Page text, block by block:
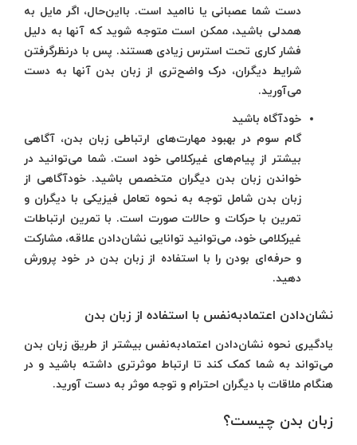
دست شما عصبانی یا ناامید است. بااین‌حال، اگر مایل به
همدلی باشید، ممکن است متوجه شوید که آنها به دلیل
فشار کاری تحت استرس زیادی هستند. پس با درنظرگرفتن
شرایط دیگران، درک واضح‌تری از زبان بدن آنها به دست
می‌آورید.
خودآگاه باشید
گام سوم در بهبود مهارت‌های ارتباطی زبان بدن، آگاهی
بیشتر از پیام‌های غیرکلامی خود است. شما می‌توانید در
خواندن زبان بدن دیگران متخصص باشید. خودآگاهی از
زبان بدن شامل توجه به نحوه تعامل فیزیکی با دیگران و
تمرین با حرکات و حالات صورت است. با تمرین ارتباطات
غیرکلامی خود، می‌توانید توانایی نشان‌دادن علاقه، مشارکت
و حرفه‌ای بودن را با استفاده از زبان بدن در خود پرورش
دهید.
نشان‌دادن اعتمادبه‌نفس با استفاده از زبان بدن
یادگیری نحوه نشان‌دادن اعتمادبه‌نفس بیشتر از طریق زبان بدن
می‌تواند به شما کمک کند تا ارتباط موثرتری داشته باشید و در
هنگام ملاقات با دیگران احترام و توجه موثر به دست آورید.
زبان بدن چیست؟